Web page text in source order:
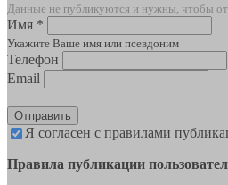
Данные не публикуются и нужны, чтобы
Имя *
Укажите Ваше имя или псевдоним
Телефон
Email
Отправить
Я согласен с правилами
Правила публикации